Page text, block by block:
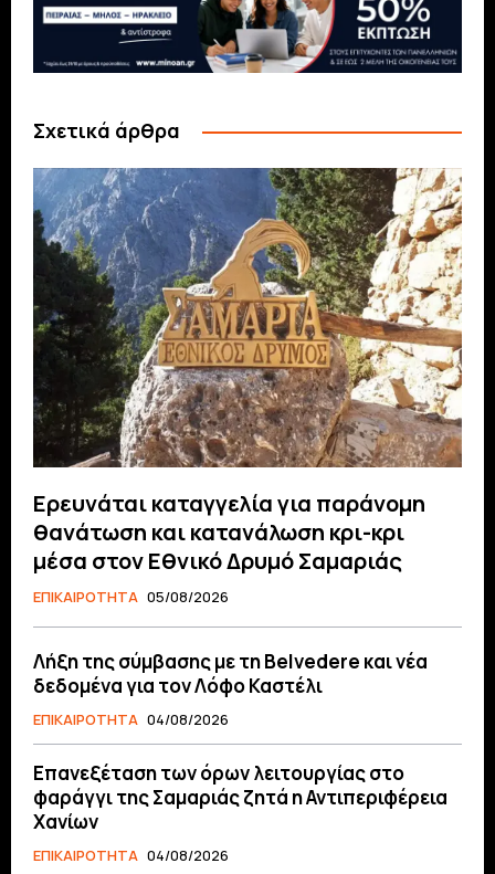
Σχετικά άρθρα
Ερευνάται καταγγελία για παράνομη
θανάτωση και κατανάλωση κρι-κρι
μέσα στον Εθνικό Δρυμό Σαμαριάς
ΕΠΙΚΑΙΡΟΤΗΤΑ 05/08/2026
Λήξη της σύμβασης με τη Belvedere και νέα
δεδομένα για τον Λόφο Καστέλι
ΕΠΙΚΑΙΡΟΤΗΤΑ 04/08/2026
Επανεξέταση των όρων λειτουργίας στο
φαράγγι της Σαμαριάς ζητά η Αντιπεριφέρεια
Χανίων
ΕΠΙΚΑΙΡΟΤΗΤΑ 04/08/2026